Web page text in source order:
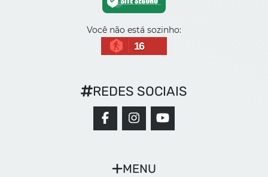
Você não está sozinho:
16
MENU
REDES SOCIAIS